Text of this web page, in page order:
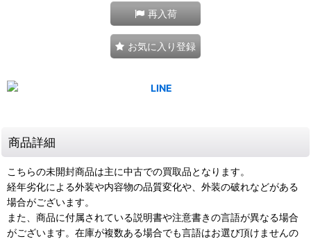
再入荷
お気に入り登録
商品詳細
こちらの未開封商品は主に中古での買取品となります。
経年劣化による外装や内容物の品質変化や、外装の破れなどがある
場合がございます。
また、商品に付属されている説明書や注意書きの言語が異なる場合
がございます。在庫が複数ある場合でも言語はお選び頂けませんの